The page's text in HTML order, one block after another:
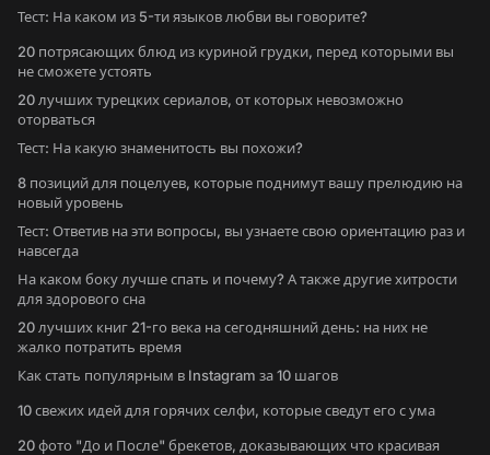
Тест: На каком из 5-ти языков любви вы говорите?
20 потрясающих блюд из куриной грудки, перед которыми вы
не сможете устоять
20 лучших турецких сериалов, от которых невозможно
оторваться
Тест: На какую знаменитость вы похожи?
8 позиций для поцелуев, которые поднимут вашу прелюдию на
новый уровень
Тест: Ответив на эти вопросы, вы узнаете свою ориентацию раз и
навсегда
На каком боку лучше спать и почему? А также другие хитрости
для здорового сна
20 лучших книг 21-го века на сегодняшний день: на них не
жалко потратить время
Как стать популярным в Instagram за 10 шагов
10 свежих идей для горячих селфи, которые сведут его с ума
20 фото "До и После" брекетов, доказывающих что красивая